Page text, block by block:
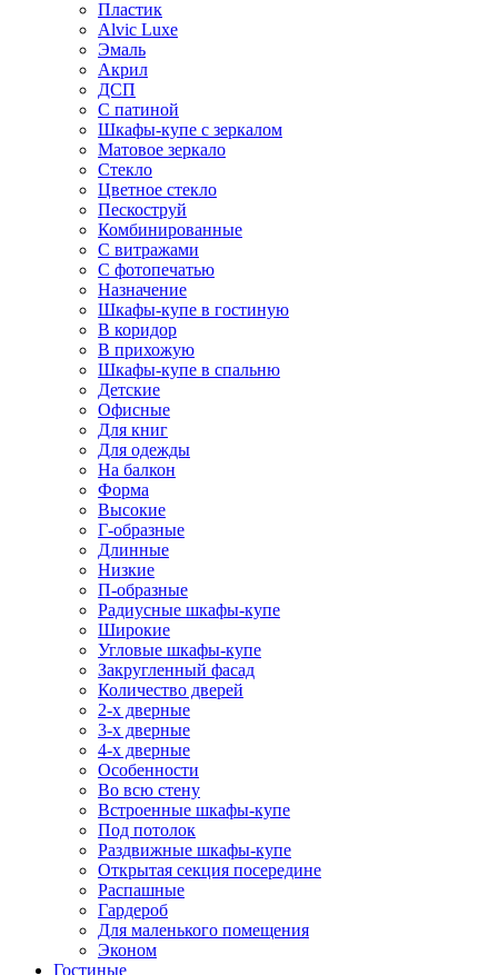
Пластик
Alvic Luxe
Эмаль
Акрил
ДСП
С патиной
Шкафы-купе с зеркалом
Матовое зеркало
Стекло
Цветное стекло
Пескоструй
Комбинированные
С витражами
С фотопечатью
Назначение
Шкафы-купе в гостиную
В коридор
В прихожую
Шкафы-купе в спальню
Детские
Офисные
Для книг
Для одежды
На балкон
Форма
Высокие
Г-образные
Длинные
Низкие
П-образные
Радиусные шкафы-купе
Широкие
Угловые шкафы-купе
Закругленный фасад
Количество дверей
2-х дверные
3-х дверные
4-х дверные
Особенности
Во всю стену
Встроенные шкафы-купе
Под потолок
Раздвижные шкафы-купе
Открытая секция посередине
Распашные
Гардероб
Для маленького помещения
Эконом
Гостиные